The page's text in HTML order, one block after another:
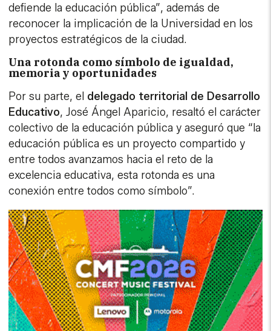
defiende la educación pública”, además de
reconocer la implicación de la Universidad en los
proyectos estratégicos de la ciudad.
Una rotonda como símbolo de igualdad,
memoria y oportunidades
Por su parte, el delegado territorial de Desarrollo
Educativo, José Ángel Aparicio, resaltó el carácter
colectivo de la educación pública y aseguró que “la
educación pública es un proyecto compartido y
entre todos avanzamos hacia el reto de la
excelencia educativa, esta rotonda es una
conexión entre todos como símbolo”.